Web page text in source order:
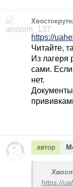
https://
Читайте,
Из лагеря
сами. Если
нет.
Документы
автор
https://